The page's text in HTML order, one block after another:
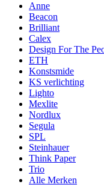
Anne
Beacon
Brilliant
Calex
Design For The
ETH
Konstsmide
KS verlichting
Lighto
Mexlite
Nordlux
Segula
SPL
Steinhauer
Think Paper
Trio
Alle Merken